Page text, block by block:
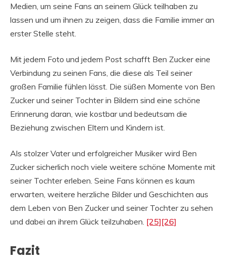
Medien, um seine Fans an seinem Glück teilhaben zu
lassen und um ihnen zu zeigen, dass die Familie immer an
erster Stelle steht.
Mit jedem Foto und jedem Post schafft Ben Zucker eine
Verbindung zu seinen Fans, die diese als Teil seiner
großen Familie fühlen lässt. Die süßen Momente von Ben
Zucker und seiner Tochter in Bildern sind eine schöne
Erinnerung daran, wie kostbar und bedeutsam die
Beziehung zwischen Eltern und Kindern ist.
Als stolzer Vater und erfolgreicher Musiker wird Ben
Zucker sicherlich noch viele weitere schöne Momente mit
seiner Tochter erleben. Seine Fans können es kaum
erwarten, weitere herzliche Bilder und Geschichten aus
dem Leben von Ben Zucker und seiner Tochter zu sehen
und dabei an ihrem Glück teilzuhaben. [25][26]
Fazit